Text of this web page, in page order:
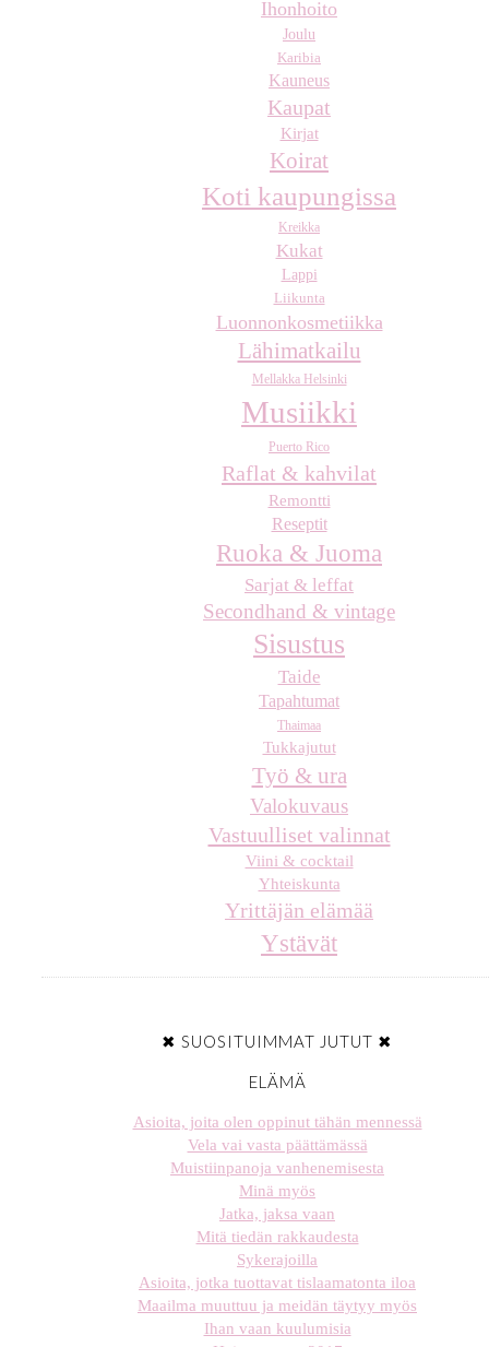
Ihonhoito
Joulu
Karibia
Kauneus
Kaupat
Kirjat
Koirat
Koti kaupungissa
Kreikka
Kukat
Lappi
Liikunta
Luonnonkosmetiikka
Lähimatkailu
Mellakka Helsinki
Musiikki
Puerto Rico
Raflat & kahvilat
Remontti
Reseptit
Ruoka & Juoma
Sarjat & leffat
Secondhand & vintage
Sisustus
Taide
Tapahtumat
Thaimaa
Tukkajutut
Työ & ura
Valokuvaus
Vastuulliset valinnat
Viini & cocktail
Yhteiskunta
Yrittäjän elämää
Ystävät
✖ SUOSITUIMMAT JUTUT ✖
ELÄMÄ
Asioita, joita olen oppinut tähän mennessä
Vela vai vasta päättämässä
Muistiinpanoja vanhenemisesta
Minä myös
Jatka, jaksa vaan
Mitä tiedän rakkaudesta
Sykerajoilla
Asioita, jotka tuottavat tislaamatonta iloa
Maailma muuttuu ja meidän täytyy myös
Ihan vaan kuulumisia